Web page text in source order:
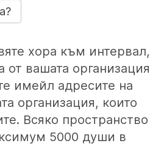
хора към интервал,
от вашата организация
имейл адресите на
организация, които
Всяко пространство
5000 души в